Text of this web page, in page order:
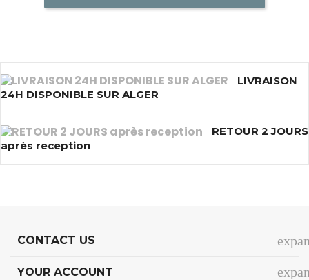
LIVRAISON
24H DISPONIBLE SUR ALGER
RETOUR 2 JOURS
après reception
CONTACT US
YOUR ACCOUNT